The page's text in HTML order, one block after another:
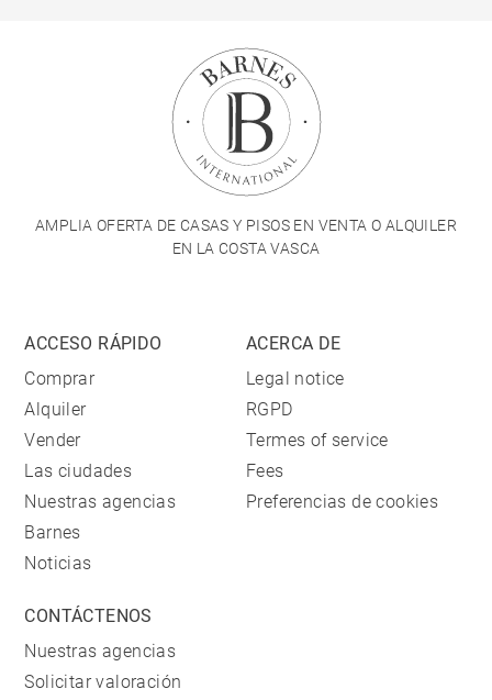
AMPLIA OFERTA DE CASAS Y PISOS EN VENTA O ALQUILER
EN LA COSTA VASCA
ACCESO RÁPIDO
Comprar
Alquiler
Vender
Las ciudades
Nuestras agencias
Barnes
Noticias
ACERCA DE
Legal notice
RGPD
Termes of service
Fees
Preferencias de cookies
CONTÁCTENOS
Nuestras agencias
Solicitar valoración